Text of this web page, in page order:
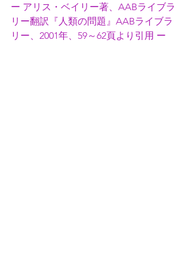
ー アリス・ベイリー著、AABライブラ
リー翻訳『人類の問題』AABライブラ
リー、2001年、59～62頁より引用 ー